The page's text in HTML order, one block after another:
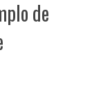
de